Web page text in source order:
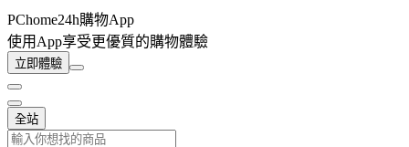
PChome24h購物App
使用App享受更優質的購物體驗
立即體驗
全站